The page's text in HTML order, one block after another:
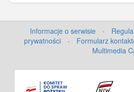
Informacje o serwisie ·
prywatności
· Formularz
Multimedia